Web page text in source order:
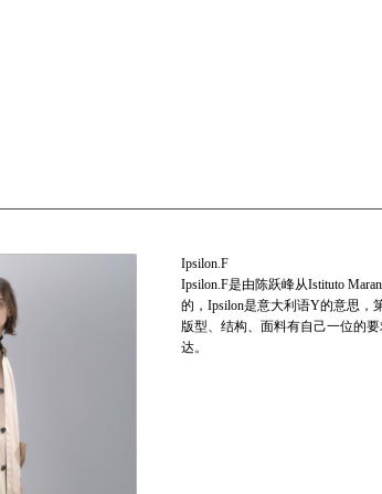
Ipsilon.F
Ipsilon.F是由陈跃峰从Istituto
的，Ipsilon是意大利语Y的意思，
版型、结构、面料有自己一位的
达。